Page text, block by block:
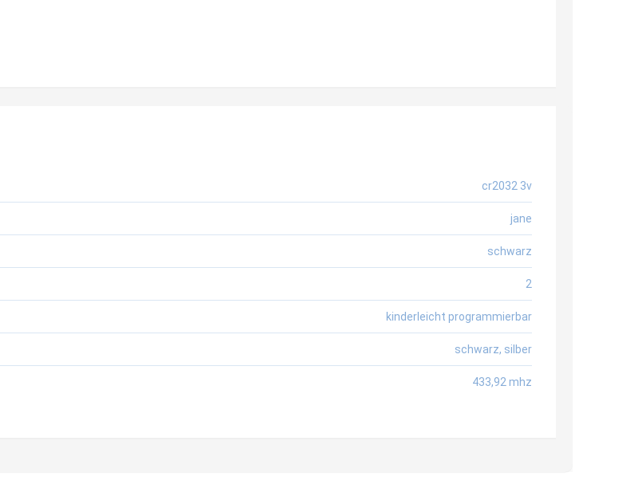
cr2032 3v
jane
schwarz
2
kinderleicht programmierbar
schwarz, silber
433,92 mhz